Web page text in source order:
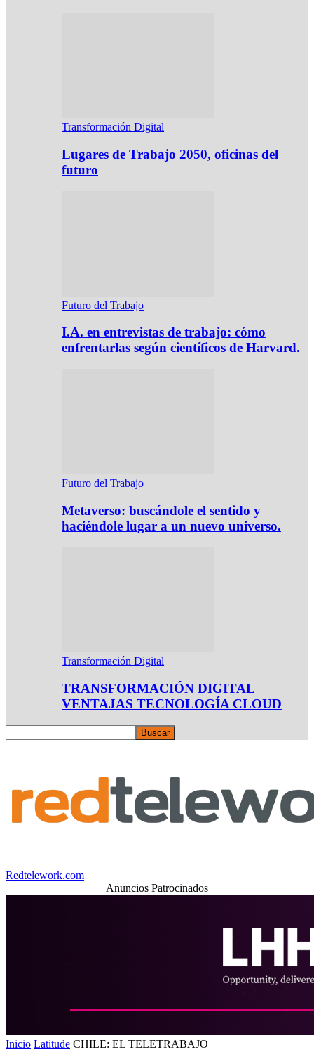
Transformación Digital
Lugares de Trabajo 2050, oficinas del
futuro
Futuro del Trabajo
I.A. en entrevistas de trabajo: cómo
enfrentarlas según científicos de Harvard.
Futuro del Trabajo
Metaverso: buscándole el sentido y
haciéndole lugar a un nuevo universo.
Transformación Digital
TRANSFORMACIÓN DIGITAL
VENTAJAS TECNOLOGÍA CLOUD
Redtelework.com
Anuncios Patrocinados
Inicio Latitude CHILE: EL TELETRABAJO